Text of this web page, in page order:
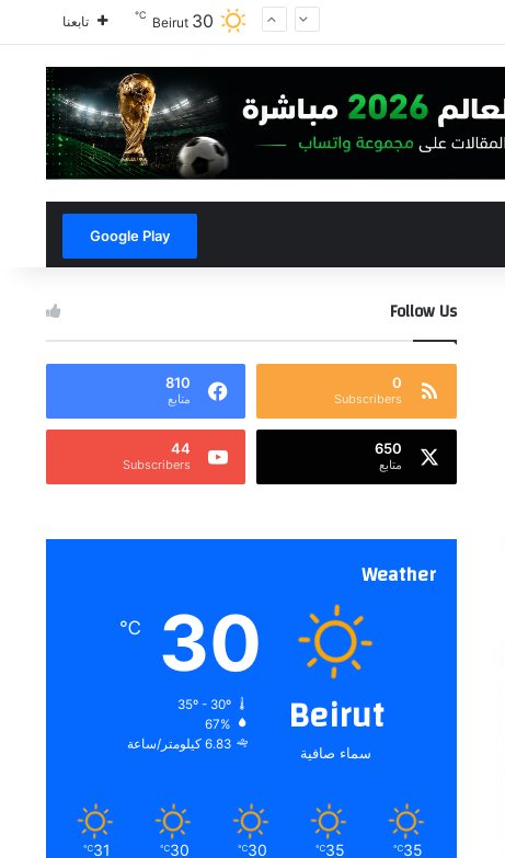
Beirut 30
℃ تابعنا
Google Play
Follow Us
0
Subscribers
810
متابع
650
متابع
44
Subscribers
Weather
Beirut
سماء صافية
30
℃
35º - 30º
67%
6.83 كيلومتر/ساعة
35
℃
35
℃
30
℃
30
℃
31
℃